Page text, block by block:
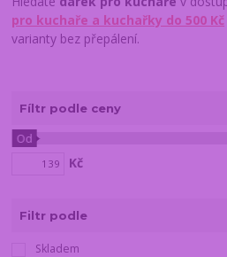
pro kuchaře a kuchařky do 500 Kč
varianty bez přepálení.
Fíltr podle ceny
Kč
Od
Filtr podle
Skladem